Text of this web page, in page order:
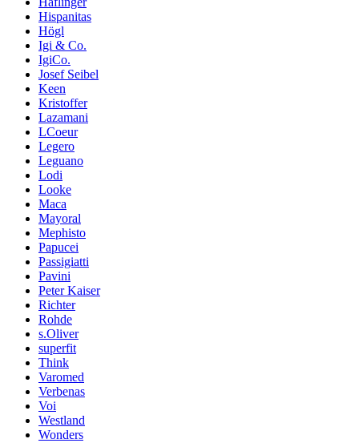
Hispanitas
Högl
Igi & Co.
IgiCo.
Josef Seibel
Keen
Kristoffer
Lazamani
LCoeur
Legero
Leguano
Lodi
Looke
Maca
Mayoral
Mephisto
Papucei
Passigiatti
Pavini
Peter Kaiser
Richter
Rohde
s.Oliver
superfit
Think
Varomed
Verbenas
Voi
Westland
Wonders